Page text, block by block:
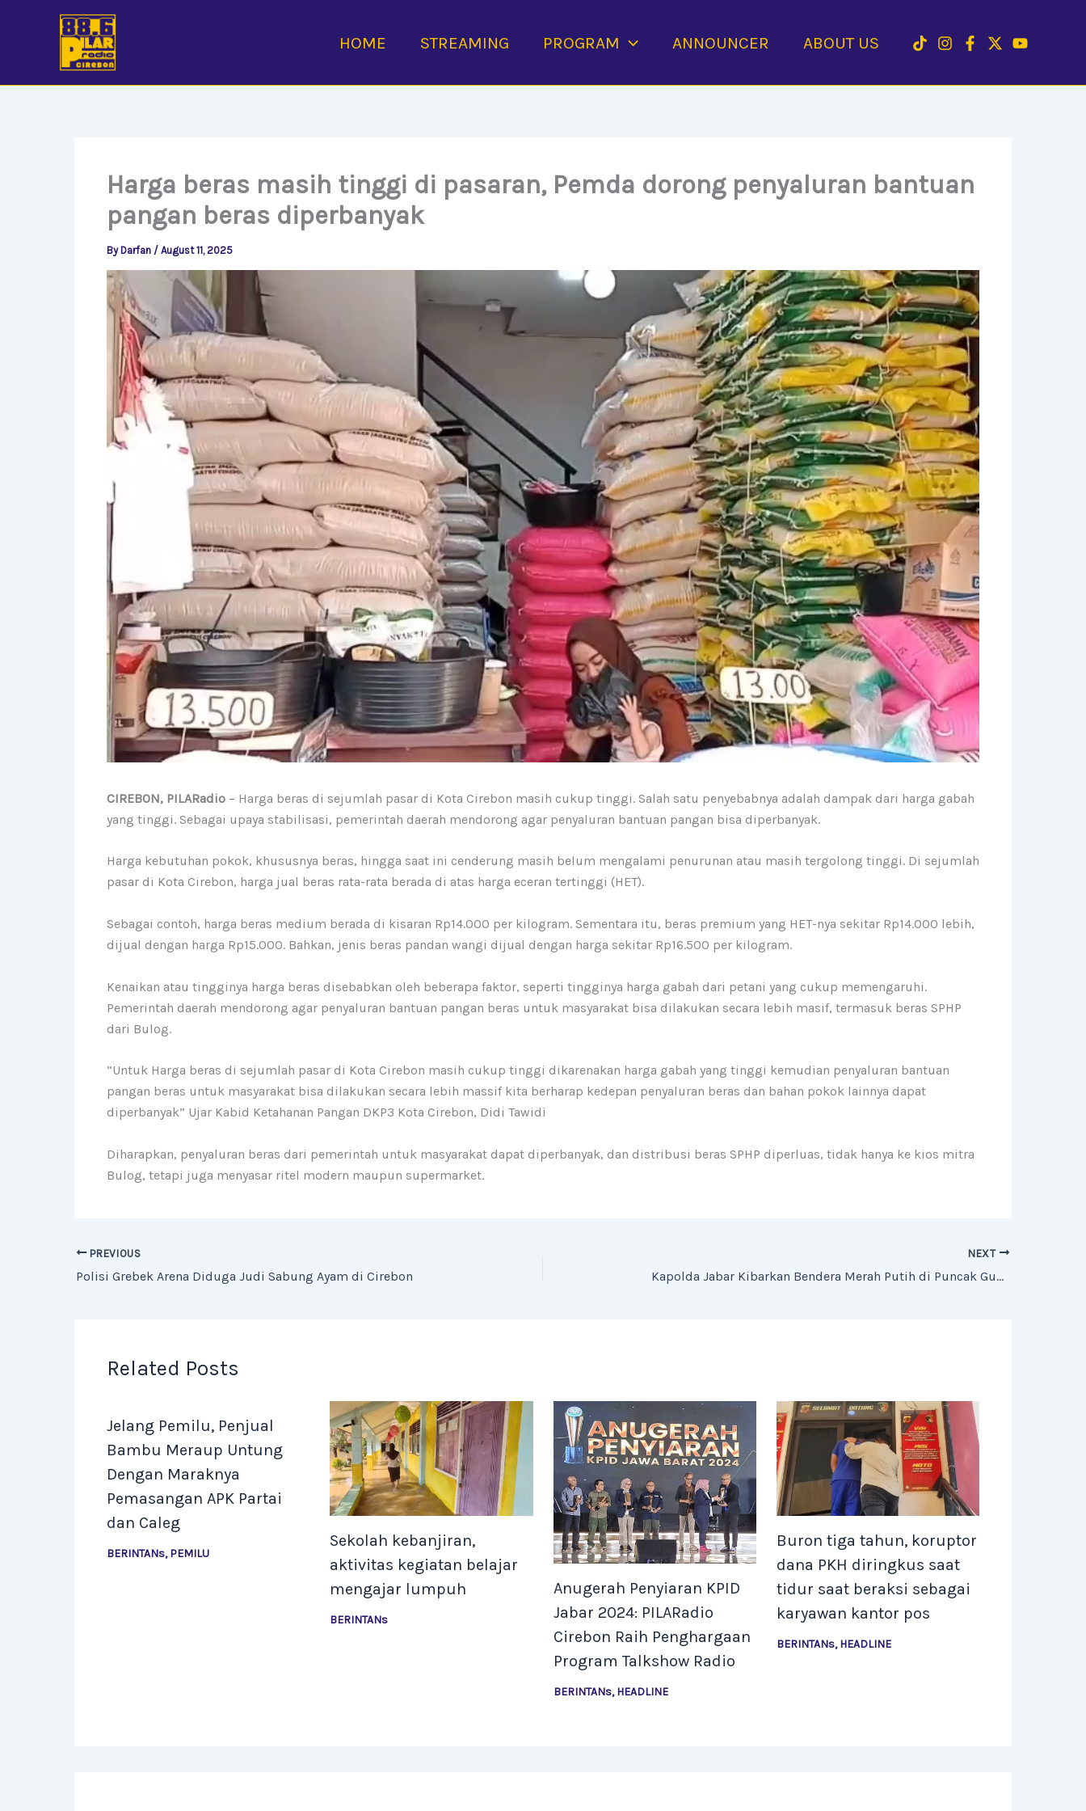
HOME STREAMING PROGRAM ANNOUNCER ABOUT US
Harga beras masih tinggi di pasaran, Pemda dorong penyaluran bantuan
pangan beras diperbanyak
By Darfan / August 11, 2025
CIREBON, PILARadio – Harga beras di sejumlah pasar di Kota Cirebon masih cukup tinggi. Salah satu penyebabnya adalah dampak dari harga gabah
yang tinggi. Sebagai upaya stabilisasi, pemerintah daerah mendorong agar penyaluran bantuan pangan bisa diperbanyak.
Harga kebutuhan pokok, khususnya beras, hingga saat ini cenderung masih belum mengalami penurunan atau masih tergolong tinggi. Di sejumlah
pasar di Kota Cirebon, harga jual beras rata-rata berada di atas harga eceran tertinggi (HET).
Sebagai contoh, harga beras medium berada di kisaran Rp14.000 per kilogram. Sementara itu, beras premium yang HET-nya sekitar Rp14.000 lebih,
dijual dengan harga Rp15.000. Bahkan, jenis beras pandan wangi dijual dengan harga sekitar Rp16.500 per kilogram.
Kenaikan atau tingginya harga beras disebabkan oleh beberapa faktor, seperti tingginya harga gabah dari petani yang cukup memengaruhi.
Pemerintah daerah mendorong agar penyaluran bantuan pangan beras untuk masyarakat bisa dilakukan secara lebih masif, termasuk beras SPHP
dari Bulog.
“Untuk Harga beras di sejumlah pasar di Kota Cirebon masih cukup tinggi dikarenakan harga gabah yang tinggi kemudian penyaluran bantuan
pangan beras untuk masyarakat bisa dilakukan secara lebih massif kita berharap kedepan penyaluran beras dan bahan pokok lainnya dapat
diperbanyak” Ujar Kabid Ketahanan Pangan DKP3 Kota Cirebon, Didi Tawidi
Diharapkan, penyaluran beras dari pemerintah untuk masyarakat dapat diperbanyak, dan distribusi beras SPHP diperluas, tidak hanya ke kios mitra
Bulog, tetapi juga menyasar ritel modern maupun supermarket.
PREVIOUS
Polisi Grebek Arena Diduga Judi Sabung Ayam di Cirebon
NEXT
Kapolda Jabar Kibarkan Bendera Merah Putih di Puncak Gunung Ciremai
Related Posts
Jelang Pemilu, Penjual
Bambu Meraup Untung
Dengan Maraknya
Pemasangan APK Partai
dan Caleg
BERINTANs,PEMILU
Sekolah kebanjiran,
aktivitas kegiatan belajar
mengajar lumpuh
BERINTANs
Anugerah Penyiaran KPID
Jabar 2024: PILARadio
Cirebon Raih Penghargaan
Program Talkshow Radio
BERINTANs,HEADLINE
Buron tiga tahun, koruptor
dana PKH diringkus saat
tidur saat beraksi sebagai
karyawan kantor pos
BERINTANs,HEADLINE